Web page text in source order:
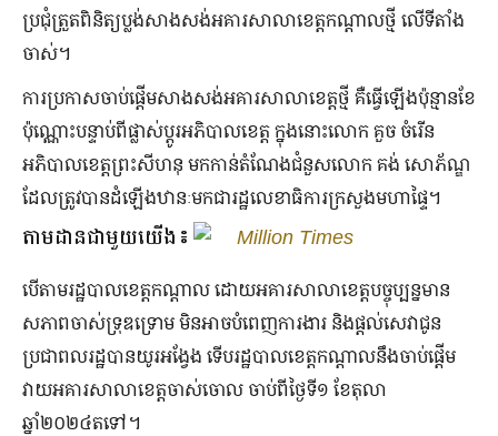
ប្រជុំត្រួតពិនិត្យប្លង់សាងសង់អគារសាលាខេត្តកណ្តាលថ្មី លើទីតាំង
ចាស់។
ការប្រកាសចាប់ផ្តើមសាងសង់អគារសាលាខេត្តថ្មី គឺធ្វើឡើងប៉ុន្មានខែ
ប៉ុណ្ណោះបន្ទាប់ពីផ្លាស់ប្តូរអភិបាលខេត្ត ក្នុងនោះលោក គួច ចំរើន
អភិបាលខេត្តព្រះសីហនុ មកកាន់តំណែងជំនួសលោក គង់ សោភ័ណ្ឌ
ដែលត្រូវបានដំឡើងឋានៈមកជារដ្ឋលេខាធិការក្រសួងមហាផ្ទៃ។
តាមដានជាមួយយើង៖ Million Times
បើតាមរដ្ឋបាលខេត្តកណ្តាល ដោយអគារសាលាខេត្តបច្ចុប្បន្នមាន
សភាពចាស់ទ្រុឌទ្រោម មិនអាចបំពេញការងារ និងផ្តល់សេវាជូន
ប្រជាពលរដ្ឋបានយូរអង្វែង ទើបរដ្ឋបាលខេត្តកណ្តាលនឹងចាប់ផ្តើម
វាយអគារសាលាខេត្តចាស់ចោល ចាប់ពីថ្ងៃទី១ ខែតុលា
ឆ្នាំ២០២៤តទៅ។